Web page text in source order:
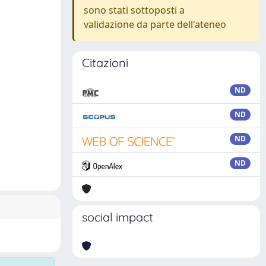
sono stati sottoposti a
validazione da parte dell'ateneo
Citazioni
ND
ND
ND
ND
social impact